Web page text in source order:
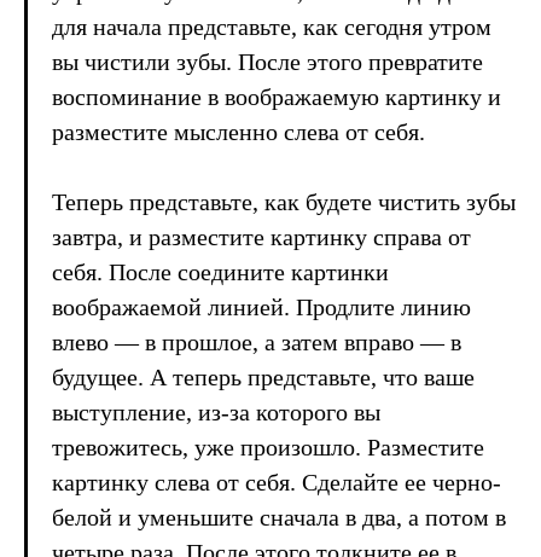
для начала представьте, как сегодня утром
вы чистили зубы. После этого превратите
воспоминание в воображаемую картинку и
разместите мысленно слева от себя.
Теперь представьте, как будете чистить зубы
завтра, и разместите картинку справа от
себя. После соедините картинки
воображаемой линией. Продлите линию
влево — в прошлое, а затем вправо — в
будущее. А теперь представьте, что ваше
выступление, из-за которого вы
тревожитесь, уже произошло. Разместите
картинку слева от себя. Сделайте ее черно-
белой и уменьшите сначала в два, а потом в
четыре раза. После этого толкните ее в